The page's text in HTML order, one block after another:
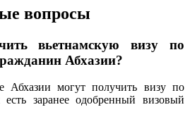
вопросы
вьетнамскую визу по
Абхазии?
Абхазии могут получить визу по
заранее одобренный визовый